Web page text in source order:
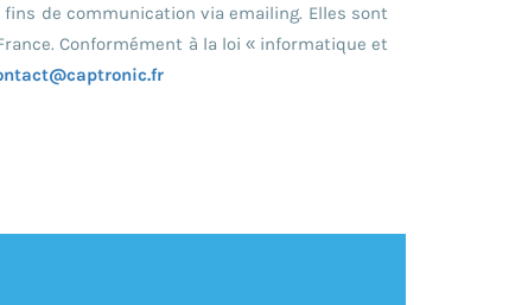
de communication via emailing. Elles sont
Conformément à la loi « informatique et